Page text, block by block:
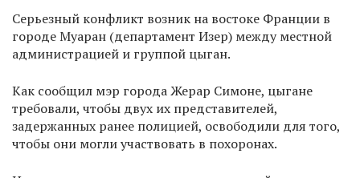
Серьезный конфликт возник на востоке Франции в
городе Муаран (департамент Изер) между местной
администрацией и группой цыган.
Как сообщил мэр города Жерар Симоне, цыгане
требовали, чтобы двух их представителей,
задержанных ранее полицией, освободили для того,
чтобы они могли участвовать в похоронах.